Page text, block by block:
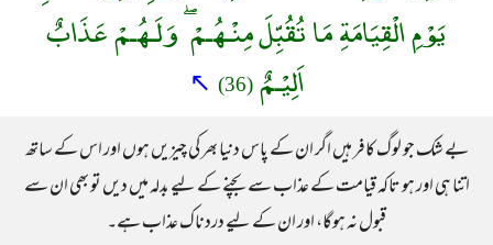
يَوْمِ الْقِيَامَةِ مَا تُقُبِّلَ مِنْـهُـمْ ۖ وَلَـهُـمْ عَذَابٌ
اَلِيْـمٌ (36)
↖
بے شک جو لوگ کافر ہیں اگر ان کے پاس دنیا بھر کی چیزیں ہوں اور اس کے ساتھ
اتنا ہی اور ہو تاکہ قیامت کے عذاب سے بچنے کے لیے بدلہ میں دیں تو بھی ان سے
قبول نہ ہوگا، اور ان کے لیے دردناک عذاب ہے۔